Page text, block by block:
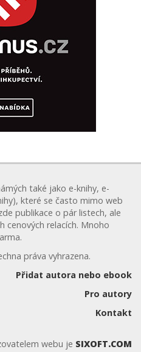
také jako e-knihy, e-
které se často mimo web
publikace o pár listech, ale
cenových relacích. Mnoho
práva vyhrazena.
Přidat autora nebo ebook
Pro autory
Kontakt
webu je SIXOFT.COM